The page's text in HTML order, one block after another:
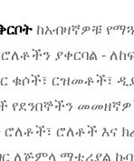
ከአብዛኛዎቹ
ያቀርባል -
ቁሶች፣ ርዝመቶች፣
ሮለቶች፣ ሮለቶች እና
ለጅምላ ማቴሪያል